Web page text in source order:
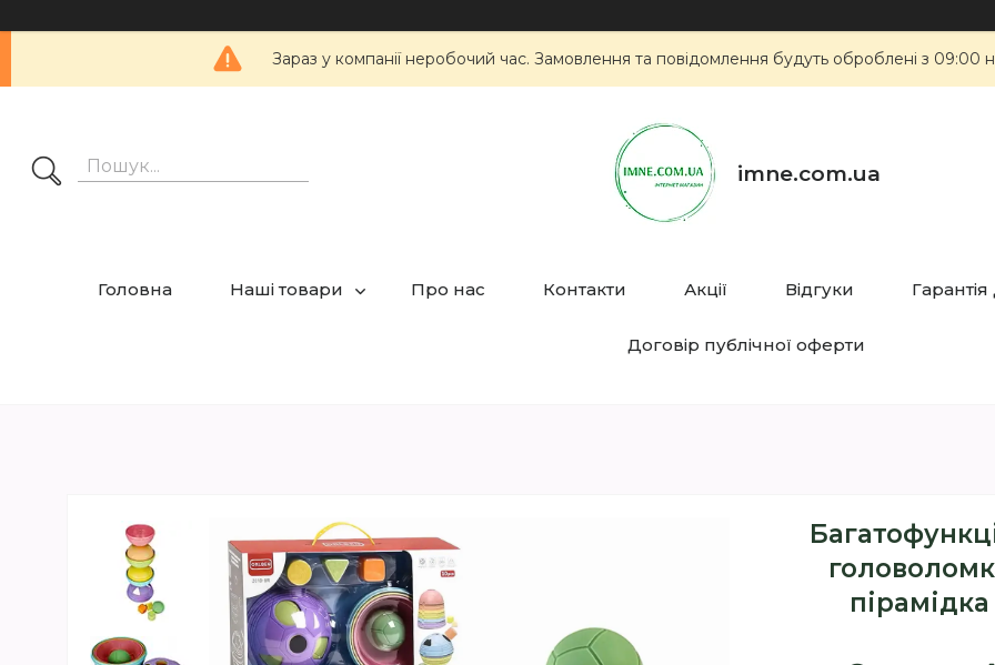
Зараз у компанії неробочий час. Замовлення та повідомлення будуть оброблені з 09:00
imne.com.ua
Головна Наші товари Про нас Контакти Акції Відгуки
Договір публічної оферти